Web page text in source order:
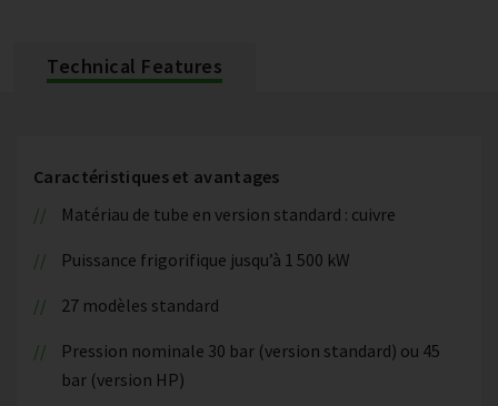
Technical Features
Caractéristiques et avantages
Matériau de tube en version standard : cuivre
Puissance frigorifique jusqu’à 1 500 kW
27 modèles standard
Pression nominale 30 bar (version standard) ou 45
bar (version HP)